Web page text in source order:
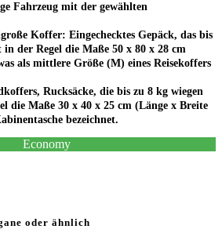
Fahrzeug mit der gewählten
Koffer: Eingechecktes Gepäck, das bis
der Regel die Maße 50 x 80 x 28 cm
als mittlere Größe (M) eines Reisekoffers
Rucksäcke, die bis zu 8 kg wiegen
die Maße 30 x 40 x 25 cm (Länge x Breite
bezeichnet.
Economy
oder ähnlich